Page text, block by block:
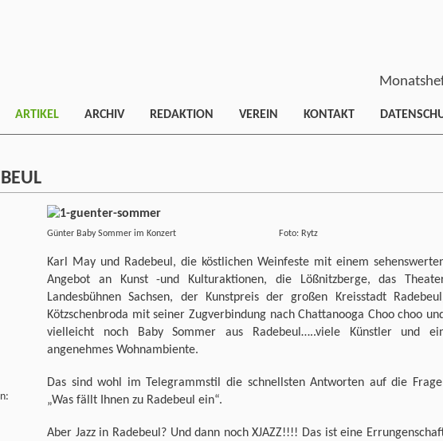
ARTIKEL ARCHIV REDAKTION VEREIN KONTAKT
Günter Baby Sommer im Konzert Foto: Rytz
Karl May und Radebeul, die köstlichen Weinfeste mit einem
Angebot an Kunst -und Kulturaktionen, die Lößnitzberge, das
Landesbühnen Sachsen, der Kunstpreis der großen Kreisstadt
Kötzschenbroda mit seiner Zugverbindung nach Chattanooga Choo choo und
vielleicht noch Baby Sommer aus Radebeul…..viele Künstler und
angenehmes Wohnambiente.
Das sind wohl im Telegrammstil die schnellsten Antworten auf die
„Was fällt Ihnen zu Radebeul ein“.
Aber Jazz in Radebeul? Und dann noch XJAZZ!!!! Das ist eine